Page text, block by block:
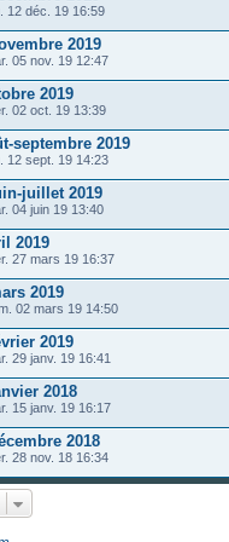
12 déc. 19 16:59
2019
05 nov. 19 12:47
2019
02 oct. 19 13:39
septembre 2019
12 sept. 19 14:23
juillet 2019
04 juin 19 13:40
2019
27 mars 19 16:37
2019
02 mars 19 14:50
2019
29 janv. 19 16:41
2018
15 janv. 19 16:17
2018
28 nov. 18 16:34